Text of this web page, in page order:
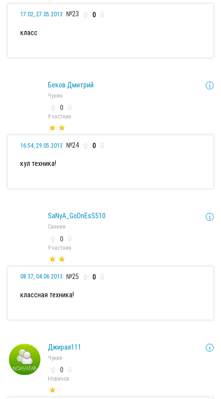
17:02, 27.05.2013 №23 0
класс
Беков Дмитрий
Чунин
0
Участник
16:54, 29.05.2013 №24 0
кул техника!
SaNyA_GoDnEsS510
Саннин
0
Участник
08:37, 04.06.2013 №25 0
классная техника!
Джирая111
Чунин
0
Новичок